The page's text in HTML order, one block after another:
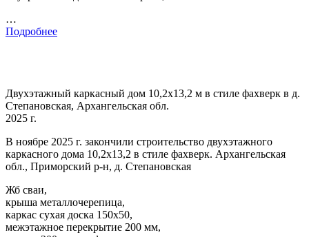
…
Подробнее
Двухэтажный каркасный дом 10,2х13,2 м в стиле фахверк в д.
Степановская, Архангельская обл.
2025 г.
В ноябре 2025 г. закончили строительство двухэтажного
каркасного дома 10,2х13,2 в стиле фахверк. Архангельская
обл., Приморский р-н, д. Степановская
Жб сваи,
крыша металлочерепица,
каркас сухая доска 150х50,
межэтажное перекрытие 200 мм,